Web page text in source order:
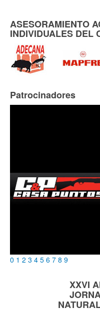
ASESORAMIENTO
INDIVIDUALES DEL
Patrocinadores
0 1 2 3 4 5 6 7 8 9
XXVI